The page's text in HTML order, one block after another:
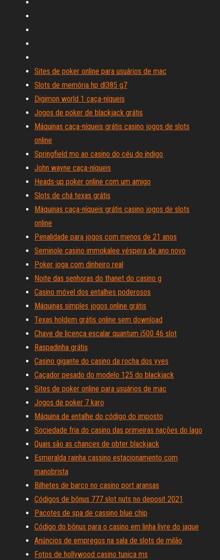
Sites de poker online para usuários de mac
Slots de memória hp dl385 g7
Digimon world 1 caça-níqueis
Jogos de poker de blackjack grátis
Máquinas caça-níqueis grátis casino jogos de slots
online
Springfield mo ao casino do céu do índigo
John wayne caça-níqueis
Heads-up poker online com um amigo
Slots de chá texas grátis
Máquinas caça-níqueis grátis casino jogos de slots
online
Penalidade para jogos com menos de 21 anos
Seminole casino immokalee véspera de ano novo
Poker joga com dinheiro real
Noite das senhoras do thanet do casino g
Casino móvel dos entalhes poderosos
Máquinas simples jogos online grátis
Texas holdem grátis online sem download
Chave de licença escalar quantum i500 46 slot
Raspadinha grátis
Casino gigante do casino da rocha dos yves
Caçador pesado do modelo 125 do blackjack
Sites de poker online para usuários de mac
Jogos de poker 7 karo
Máquina de entalhe do código do imposto
Sociedade fria do casino das primeiras nações do lago
Quais são as chances de obter blackjack
Esmeralda rainha cassino estacionamento com
manobrista
Bilhetes de barco no casino port aransas
Códigos de bônus 777 slot nuts no deposit 2021
Pacotes de spa de cassino blue chip
Código do bônus para o casino em linha livre do jaque
Anúncios de empregos na sala de slots de milão
Fotos de hollywood casino tunica ms